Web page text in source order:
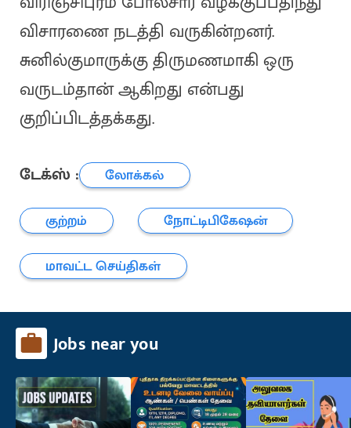
விசாரணை நடத்தி வருகின்றனர்.
சுனில்குமாருக்கு திருமணமாகி ஒரு
வருடம்தான் ஆகிறது என்பது
குறிப்பிடத்தக்கது.
டேக்ஸ் :
லோக்கல்
குற்றம்
நோட்டிபிகேஷன்
மாவட்ட செய்திகள்
Jobs near you